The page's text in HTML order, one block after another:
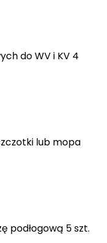
do WV i KV 4
lub mopa
podłogową 5 szt.